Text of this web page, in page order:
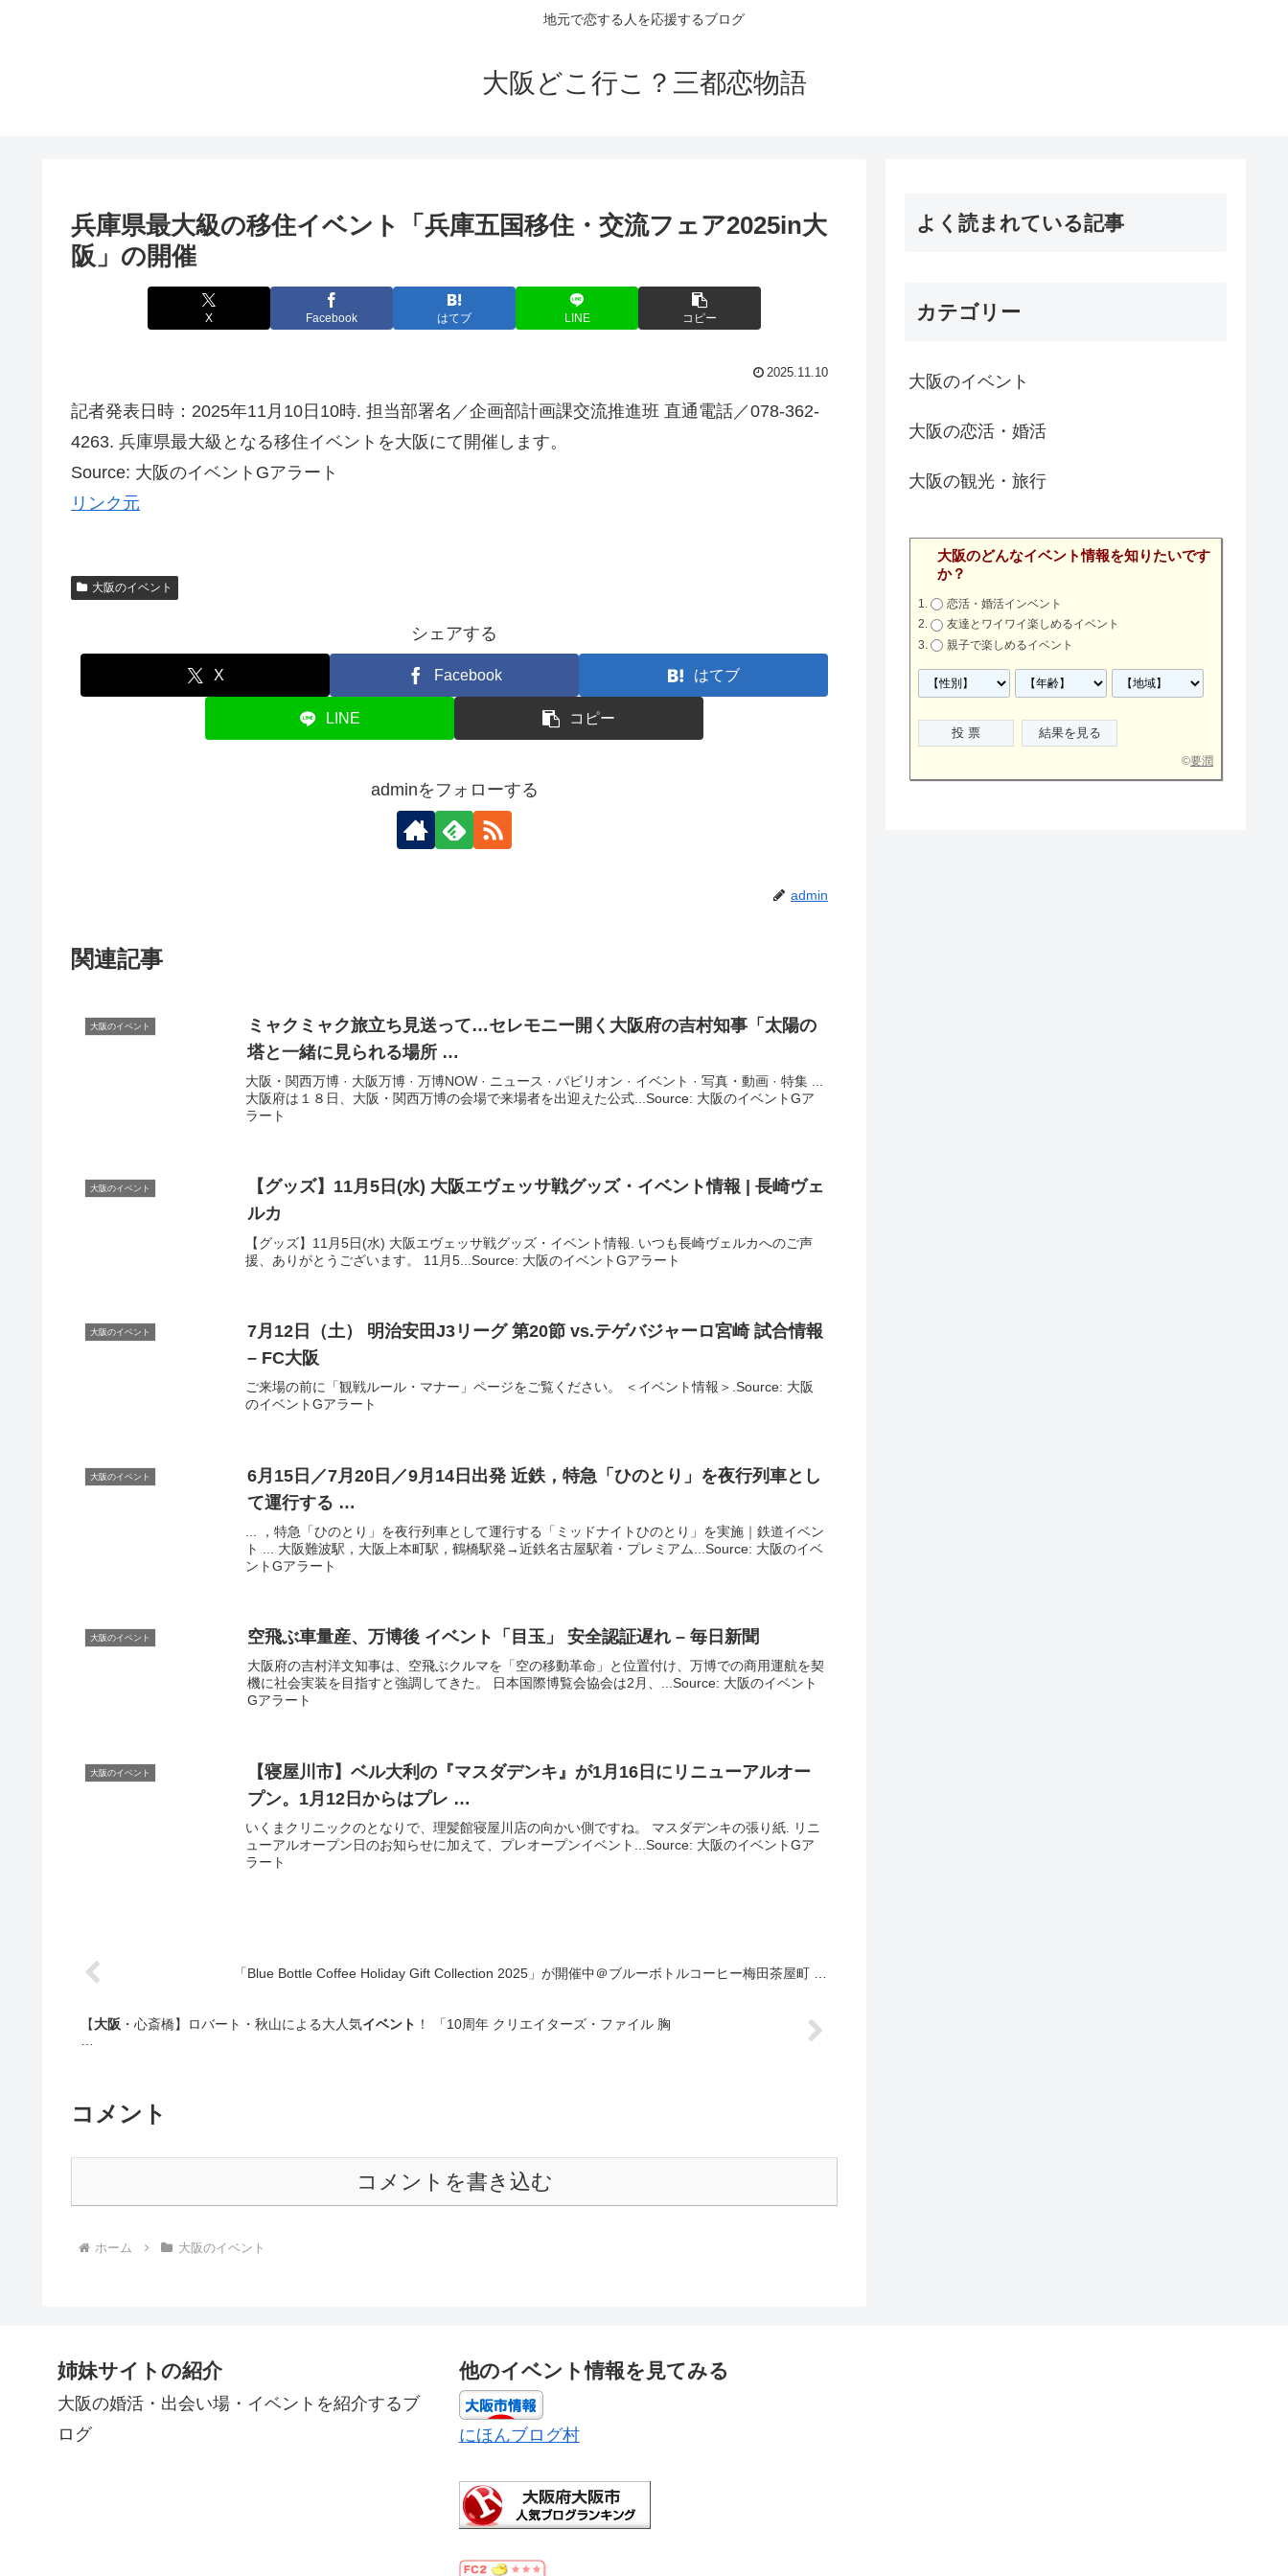
地元で恋する人を応援するブログ
大阪どこ行こ？三都恋物語
兵庫県最大級の移住イベント 「兵庫五国移住・交流フェア2025in大
阪 」の開催
X Facebook はてブ LINE コピー
2025.11.10
記者発表日時：2025年11月10日10時. 担当部署名／企画部計画課交流推進班 直通電話／078-362-
4263. 兵庫県最大級となる移住イベントを大阪にて開催します。
Source: 大阪のイベントGアラート
リンク元
大阪のイベント
シェアする
X Facebook はてブ
LINE コピー
adminをフォローする
admin
関連記事
大阪のイベント ミャクミャク旅立ち見送って…セレモニー開く 大阪府の吉村知事「太陽の
塔と一緒に見られる場所 …
大阪・関西万博 · 大阪万博 · 万博NOW · ニュース · パビリオン · イベント · 写真・動画 · 特集 ...
大阪府は１８日、大阪・関西万博の会場で来場者を出迎えた公式...Source: 大阪のイベントGア
ラート
大阪のイベント 【グッズ】11月5日(水) 大阪エヴェッサ戦グッズ・ イベント情報 | 長崎ヴェ
ルカ
【グッズ】11月5日(水) 大阪エヴェッサ戦グッズ・イベント情報. いつも長崎ヴェルカへのご声
援、ありがとうございます。 11月5...Source: 大阪のイベントGアラート
大阪のイベント
7月12日（土） 明治安田J3リーグ 第20節 vs.テゲバジャーロ宮崎 試合情報
– FC大阪
ご来場の前に「観戦ルール・マナー」ページをご覧ください。 ＜イベント情報＞.Source: 大阪
のイベントGアラート
大阪のイベント
6月15日／7月20日／9月14日出発 近鉄，特急「ひのとり」を夜行列車とし
て運行する …
... ，特急「ひのとり」を夜行列車として運行する「ミッドナイトひのとり」を実施｜鉄道イベン
ト ... 大阪難波駅，大阪上本町駅，鶴橋駅発→近鉄名古屋駅着・プレミアム...Source: 大阪のイベ
ントGアラート
大阪のイベント 空飛ぶ車量産、万博後 イベント 「目玉」 安全認証遅れ – 毎日新聞
大阪府の吉村洋文知事は、空飛ぶクルマを「空の移動革命」と位置付け、万博での商用運航を契
機に社会実装を目指すと強調してきた。 日本国際博覧会協会は2月、...Source: 大阪のイベント
Gアラート
大阪のイベント
【寝屋川市】ベル大利の『マスダデンキ』が1月16日にリニューアルオー
プン。1月12日からはプレ …
いくまクリニックのとなりで、理髪館寝屋川店の向かい側ですね。 マスダデンキの張り紙. リニ
ューアルオープン日のお知らせに加えて、プレオープンイベント...Source: 大阪のイベントGア
ラート
「Blue Bottle Coffee Holiday Gift Collection 2025」が開催中＠ブルーボトルコーヒー梅田茶屋町 …
【大阪 ・心斎橋】ロバート・秋山による大人気イベント ！ 「10周年 クリエイターズ・ファイル 胸
コメント
コメントを書き込む
ホーム 大阪のイベント
よく読まれている記事
カテゴリー
大阪のイベント
大阪の恋活・婚活
大阪の観光・旅行
大阪のどんなイベント情報を知りたいです
か？
恋活・婚活インベント
友達とワイワイ楽しめるイベント
親子で楽しめるイベント
©要潤
姉妹サイトの紹介
大阪の婚活・出会い場・イベントを紹介するブ
ログ
他のイベント情報を見てみる
にほんブログ村